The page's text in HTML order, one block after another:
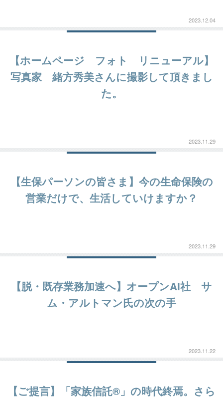
2023.12.04
【ホームページ フォト リニューアル】
写真家 緒方秀美さんに撮影して頂きまし
た。
2023.11.29
【生保パーソンの皆さま】今の生命保険の
営業だけで、生活していけますか？
2023.11.29
【脱・既存業務加速へ】オープンAI社 サ
ム・アルトマン氏の次の手
2023.11.22
【ご提言】「家族信託®」の時代終焉。さら